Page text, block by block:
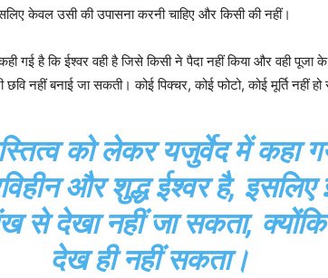
केवल उसी की उपासना करनी चाहिए और किसी की नहीं।
कही गई है कि ईश्वर वही है जिसे किसी ने पैदा नहीं किया और वही
नहीं बनाई जा सकती। कोई पिक्चर, कोई फोटो, कोई मूर्ति नहीं हो
को लेकर यजुर्वेद में कहा
और शुद्ध ईश्वर है, इसलिए
से देखा नहीं जा सकता,
देख ही नहीं सकता।